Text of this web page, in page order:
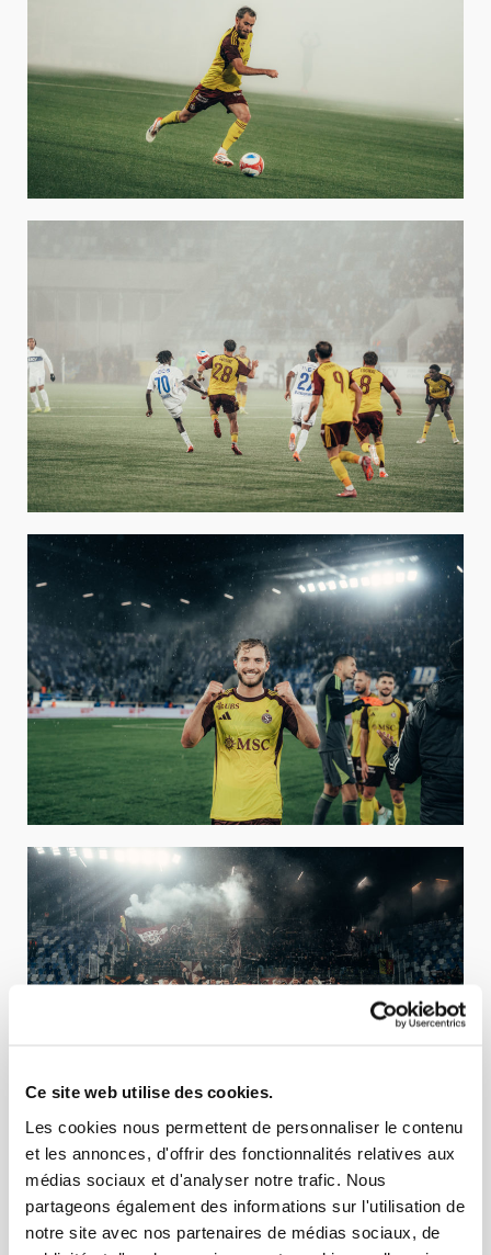
Ce site web utilise des cookies.
Les cookies nous permettent de personnaliser le contenu
et les annonces, d'offrir des fonctionnalités relatives aux
médias sociaux et d'analyser notre trafic. Nous
partageons également des informations sur l'utilisation de
notre site avec nos partenaires de médias sociaux, de